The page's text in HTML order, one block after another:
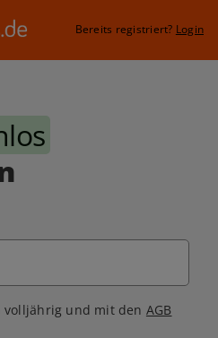
Bereits registriert? Login
volljährig und mit den AGB